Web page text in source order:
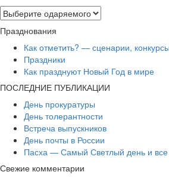
Празднования
Как отметить? — сценарии,
Праздники
Как празднуют Новый Год в мире
ПОСЛЕДНИЕ ПУБЛИКАЦИИ
День прокуратуры
День толерантности
Встреча выпускников
День почты в России
Пасха — Самый Светлый день и
Свежие комментарии